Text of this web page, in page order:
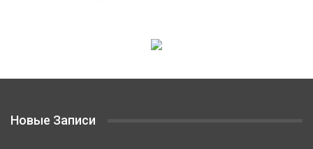
Новые Записи